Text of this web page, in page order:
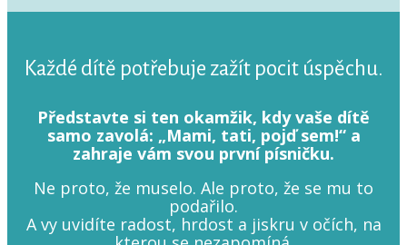
Každé dítě potřebuje zažít pocit úspěchu.
Představte si ten okamžik, kdy vaše dítě
samo zavolá: „Mami, tati, pojď sem!“ a
zahraje vám svou první písničku.
Ne proto, že muselo. Ale proto, že se mu to
podařilo.
A vy uvidíte radost, hrdost a jiskru v očích, na